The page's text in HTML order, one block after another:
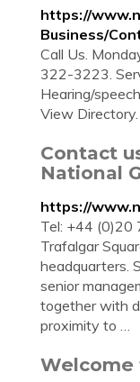
https://
Business/
Call Us.
322-3223.
Hearing/
View Directory.
Contact
National
https://
Tel: +44 (0)20
Trafalgar
headquarters.
senior
together with
proximity to …
Welcome